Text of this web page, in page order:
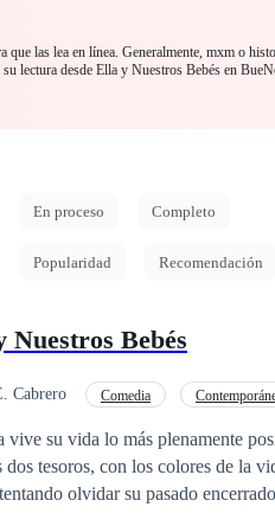
las lea en línea. Generalmente, mxm o
lectura desde Ella y Nuestros Bebés en
En proceso Completo
Popularidad Recomendación
Nuestros Bebés
Cabrero Comedia
vive su vida lo más plenamente
dos tesoros, con los colores de la
olvidar su pasado